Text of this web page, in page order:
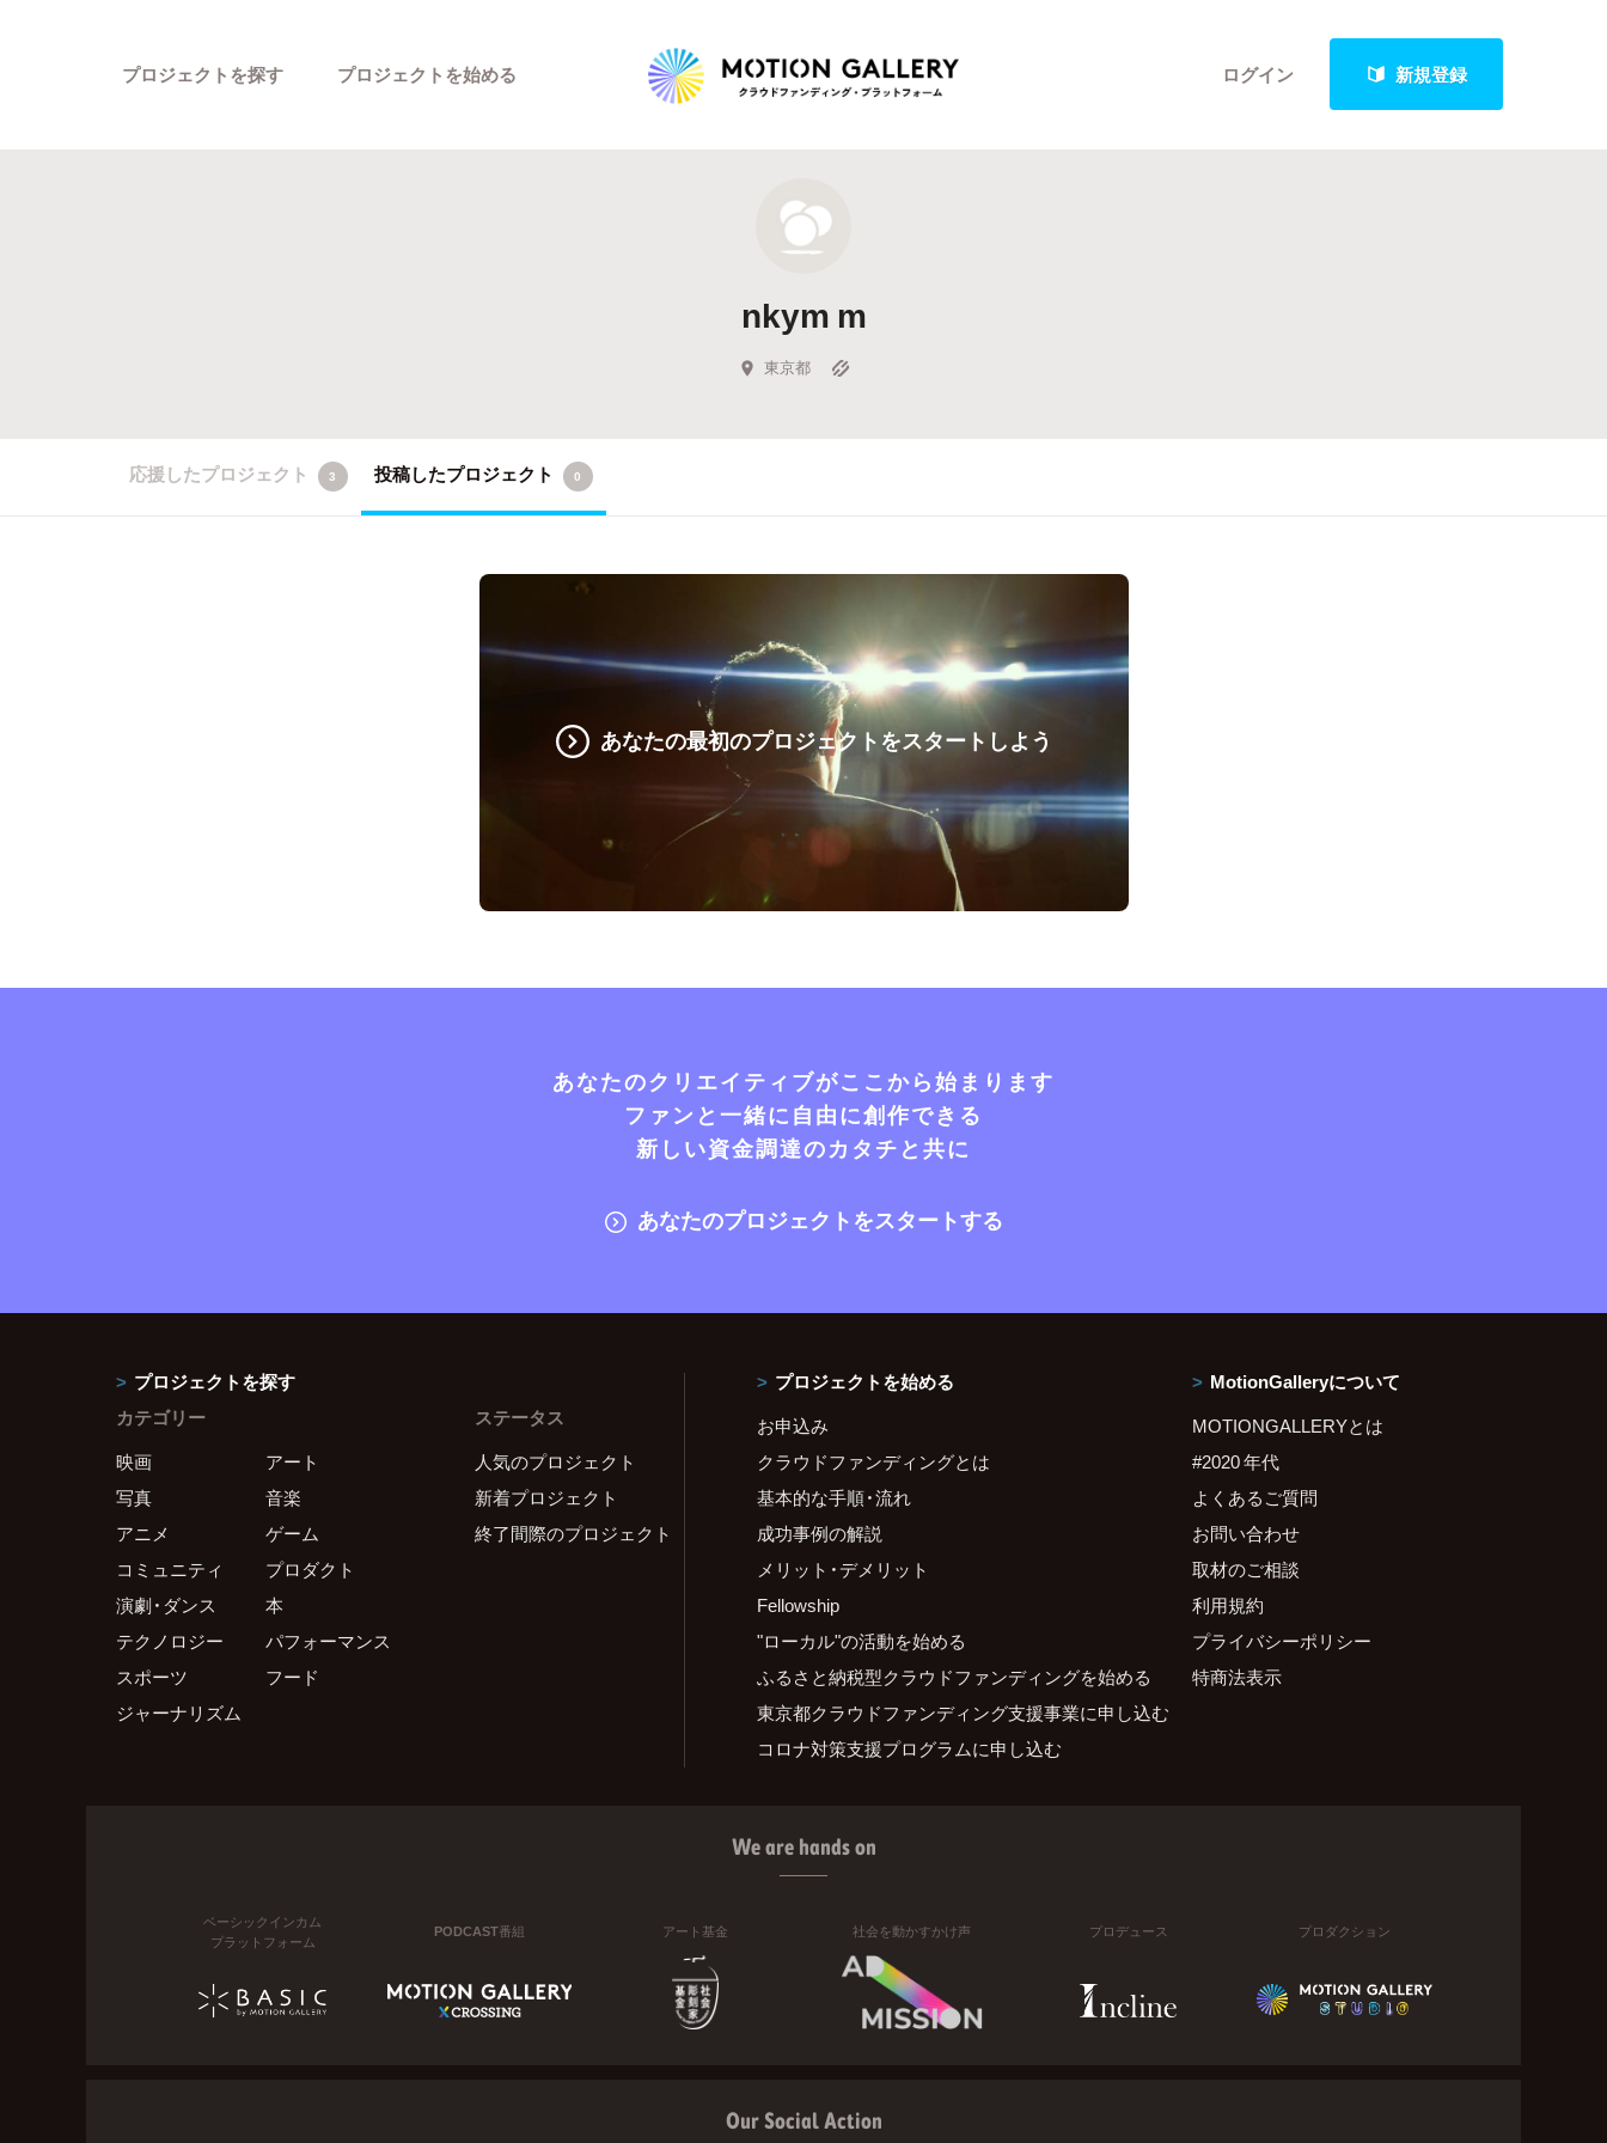
ログイン 新規登録
プロジェクトを探す
新着プロジェクト
Feature
キュレーターから探す
プロジェクトを始める
nkym m
東京都
応援したプロジェクト 3 投稿したプロジェクト 0
あなたの最初のプロジェクトをスタートしよう
あなたのクリエイティブがここから始まります
ファンと一緒に自由に創作できる
新しい資金調達のカタチと共に
あなたのプロジェクトをスタートする
プロジェクトを探す
カテゴリー
映画
アート
写真
音楽
アニメ
ゲーム
コミュニティ
プロダクト
演劇・ダンス
本
テクノロジー
パフォーマンス
スポーツ
フード
ジャーナリズム
ステータス
人気のプロジェクト
新着プロジェクト
終了間際のプロジェクト
プロジェクトを始める
お申込み
クラウドファンディングとは
基本的な手順・流れ
成功事例の解説
メリット・デメリット
Fellowship
"ローカル"の活動を始める
ふるさと納税型クラウドファンディングを始める
東京都クラウドファンディング支援事業に申し込む
コロナ対策支援プログラムに申し込む
MotionGalleryについて
MOTIONGALLERYとは
#2020 年代
よくあるご質問
お問い合わせ
取材のご相談
利用規約
プライバシーポリシー
特商法表示
We are hands on
ベーシックインカム
プラットフォーム
PODCAST番組 アート基金 社会を動かすかけ声 プロデュース プロダクション
Our Social Action